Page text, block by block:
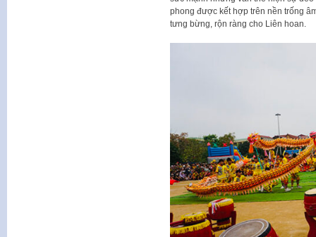
phong được kết hợp trên nền trống
tưng bừng, rộn ràng cho Liên hoan.